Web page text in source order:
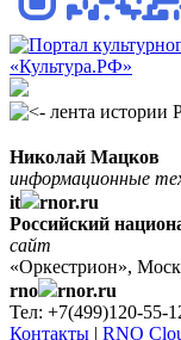
Николай Мацков
информационные
it
rnor.ru
Российский
сайт
«Оркестрион»,
rno
rnor.ru
Тел: +7(499)120-55-
Контакты | RNO